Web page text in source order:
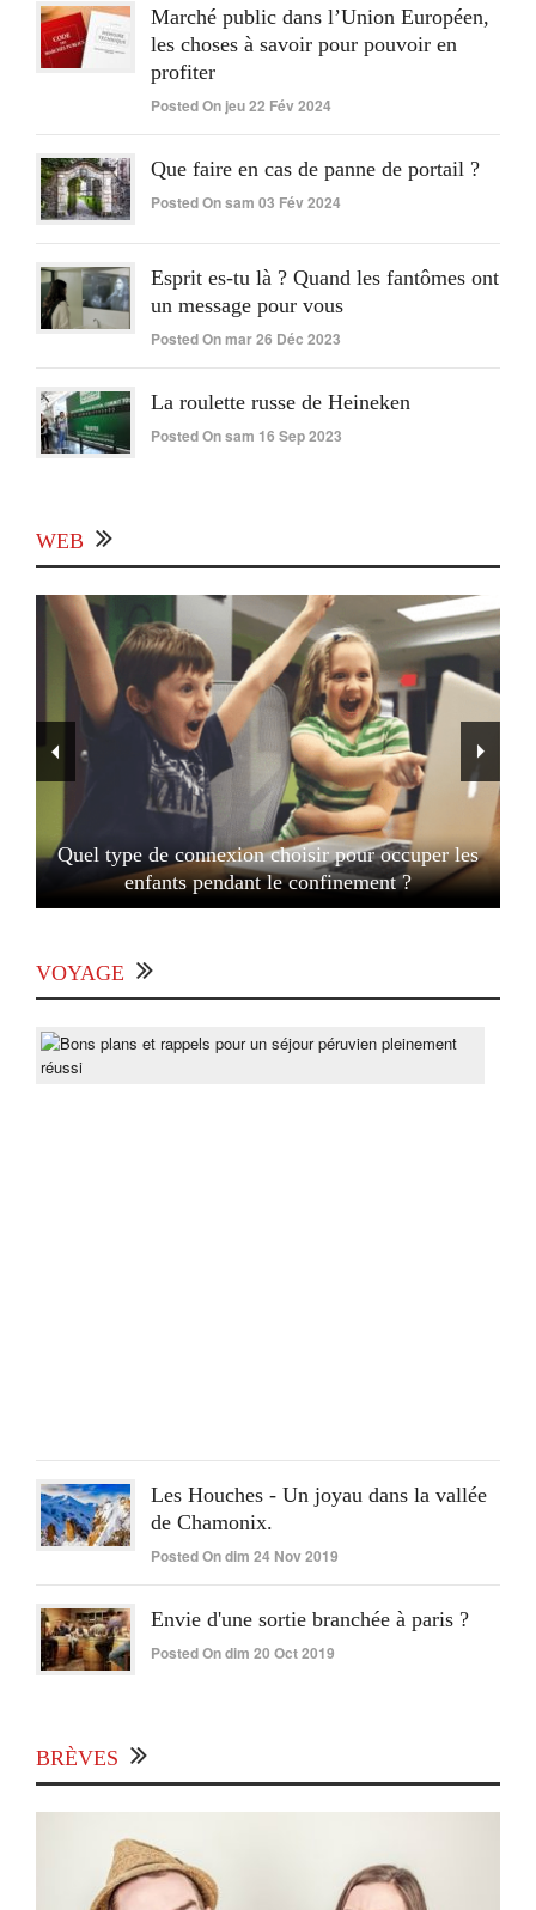
Marché public dans l’Union Européen,
les choses à savoir pour pouvoir en
profiter
Posted On jeu 22 Fév 2024
Que faire en cas de panne de portail ?
Posted On sam 03 Fév 2024
Esprit es-tu là ? Quand les fantômes ont
un message pour vous
Posted On mar 26 Déc 2023
La roulette russe de Heineken
Posted On sam 16 Sep 2023
WEB
Quel type de connexion choisir pour occuper les
enfants pendant le confinement ?
VOYAGE
Les Houches - Un joyau dans la vallée
de Chamonix.
Posted On dim 24 Nov 2019
Envie d'une sortie branchée à paris ?
Posted On dim 20 Oct 2019
BRÈVES